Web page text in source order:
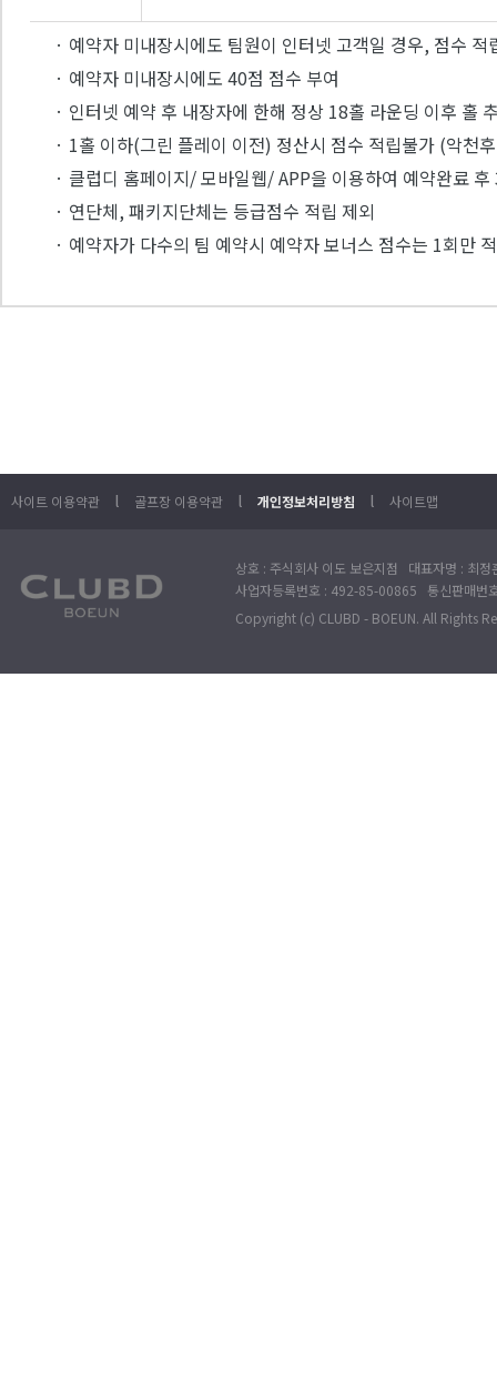
· 예약자 미내장시에도 팀원이 인터넷 고객일 경우, 점수
· 예약자 미내장시에도 40점 점수 부여
· 인터넷 예약 후 내장자에 한해 정상 18홀 라운딩 이후 홀
· 1홀 이하(그린 플레이 이전) 정산시 점수 적립불가 (악천
· 클럽디 홈페이지/ 모바일웹/ APP을 이용하여 예약완료
· 연단체, 패키지단체는 등급점수 적립 제외
· 예약자가 다수의 팀 예약시 예약자 보너스 점수는 1회만
사이트 이용약관 l 골프장 이용약관 l 개인정보처리방침 l 사이트맵
상호 : 주식회사 이도 보은지점 대표자명 : 최
사업자등록번호 : 492-85-00865 통신판매
Copyright (c) CLUBD - BOEUN. All Rights